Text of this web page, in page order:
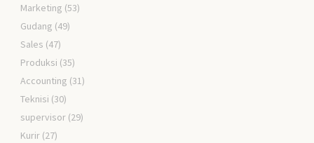
Marketing (53)
Gudang (49)
Sales (47)
Produksi (35)
Accounting (31)
Teknisi (30)
supervisor (29)
Kurir (27)